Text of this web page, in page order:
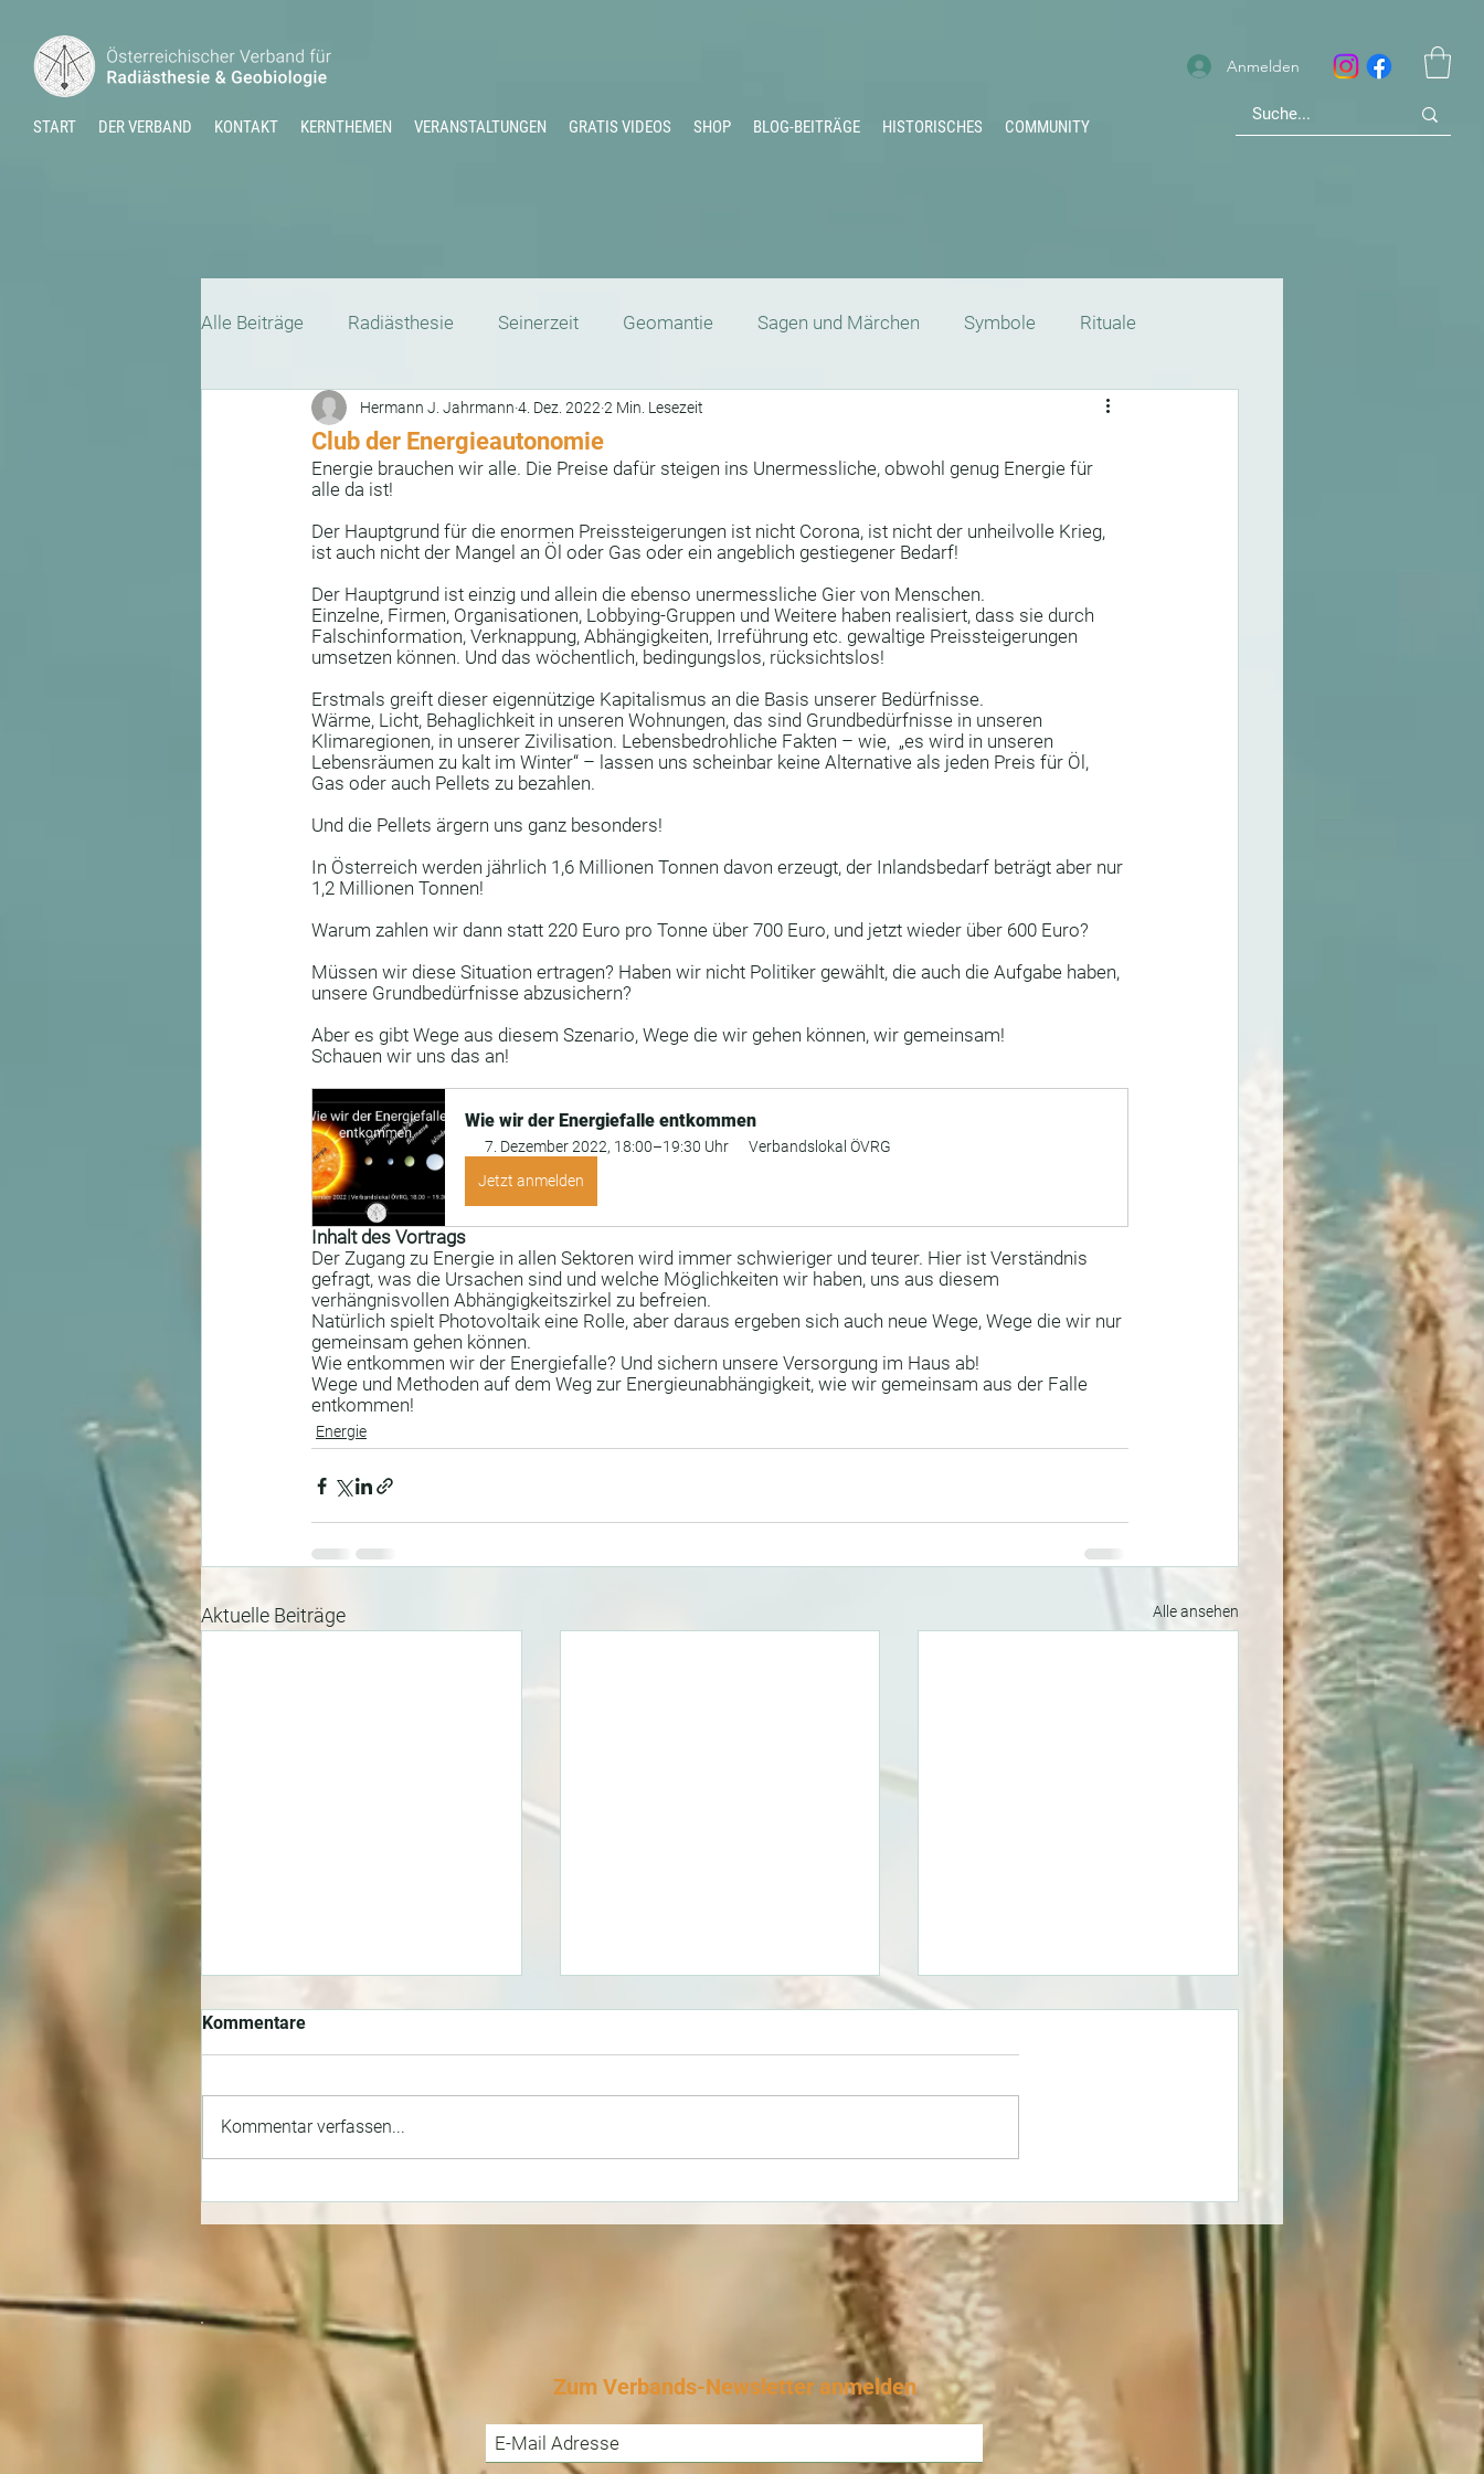
START DER VERBAND KONTAKT KERNTHEMEN VERANSTALTUNGEN GRATIS VIDEOS SHOP BLOG-BEITRÄGE HISTORISCHES COMMUNITY
Anmelden
Alle Beiträge Radiästhesie Seinerzeit Geomantie Sagen und Märchen Symbole Rituale
Kraftorte Jahreskreis Schamanismus Die große Göttin
Jahreskreisfeste
Baubiologie Elektrobiologie Energie Garten Kulturen Heilige Geometrie
Club der Energieautonomie
Hermann J. Jahrmann 4. Dez. 2022 2 Min. Lesezeit
Energie brauchen wir alle. Die Preise dafür steigen ins Unermessliche, obwohl genug Energie für
alle da ist!
Der Hauptgrund für die enormen Preissteigerungen ist nicht Corona, ist nicht der unheilvolle Krieg,
ist auch nicht der Mangel an Öl oder Gas oder ein angeblich gestiegener Bedarf!
Der Hauptgrund ist einzig und allein die ebenso unermessliche Gier von Menschen.
Einzelne, Firmen, Organisationen, Lobbying-Gruppen und Weitere haben realisiert, dass sie durch
Falschinformation, Verknappung, Abhängigkeiten, Irreführung etc. gewaltige Preissteigerungen
umsetzen können. Und das wöchentlich, bedingungslos, rücksichtslos!
Erstmals greift dieser eigennützige Kapitalismus an die Basis unserer Bedürfnisse.
Wärme, Licht, Behaglichkeit in unseren Wohnungen, das sind Grundbedürfnisse in unseren
Klimaregionen, in unserer Zivilisation. Lebensbedrohliche Fakten – wie,  „es wird in unseren
Lebensräumen zu kalt im Winter“ – lassen uns scheinbar keine Alternative als jeden Preis für Öl,
Gas oder auch Pellets zu bezahlen.
Und die Pellets ärgern uns ganz besonders!
In Österreich werden jährlich 1,6 Millionen Tonnen davon erzeugt, der Inlandsbedarf beträgt aber nur
1,2 Millionen Tonnen!
Warum zahlen wir dann statt 220 Euro pro Tonne über 700 Euro, und jetzt wieder über 600 Euro?
Müssen wir diese Situation ertragen? Haben wir nicht Politiker gewählt, die auch die Aufgabe haben,
unsere Grundbedürfnisse abzusichern?
Aber es gibt Wege aus diesem Szenario, Wege die wir gehen können, wir gemeinsam!
Schauen wir uns das an!
Wie wir der Energiefalle entkommen
7. Dezember 2022, 18:00–19:30 Uhr
Verbandslokal ÖVRG
Jetzt anmelden
Inhalt des Vortrags
Der Zugang zu Energie in allen Sektoren wird immer schwieriger und teurer. Hier ist Verständnis
gefragt, was die Ursachen sind und welche Möglichkeiten wir haben, uns aus diesem
verhängnisvollen Abhängigkeitszirkel zu befreien.
Natürlich spielt Photovoltaik eine Rolle, aber daraus ergeben sich auch neue Wege, Wege die wir nur
gemeinsam gehen können.
Wie entkommen wir der Energiefalle? Und sichern unsere Versorgung im Haus ab!
Wege und Methoden auf dem Weg zur Energieunabhängigkeit, wie wir gemeinsam aus der Falle
entkommen!
Energie
Aktuelle Beiträge Alle ansehen
Begrifflichkeiten nicht
ausreichen
Schauberger und das
Geheimnis des lebendigen
Wassers
Kommentare
Kommentar verfassen...
Zum Verbands-Newsletter anmelden